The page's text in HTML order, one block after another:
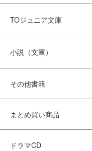
TOジュニア文庫
小説（文庫）
その他書籍
まとめ買い商品
ドラマCD